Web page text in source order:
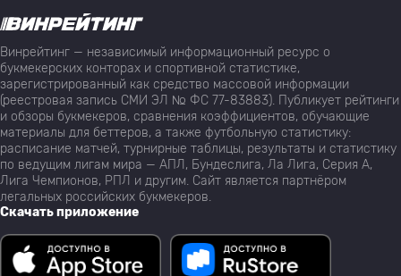
Винрейтинг — независимый информационный ресурс о
букмекерских конторах и спортивной статистике,
зарегистрированный как средство массовой информации
(реестровая запись СМИ ЭЛ № ФС 77-83883). Публикует рейтинги
и обзоры букмекеров, сравнения коэффициентов, обучающие
материалы для беттеров, а также футбольную статистику:
расписание матчей, турнирные таблицы, результаты и статистику
по ведущим лигам мира — АПЛ, Бундеслига, Ла Лига, Серия А,
Лига Чемпионов, РПЛ и другим. Сайт является партнёром
легальных российских букмекеров.
Скачать приложение